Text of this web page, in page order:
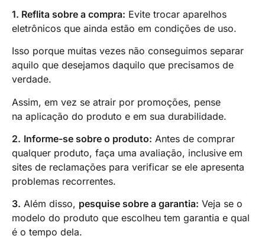
1. Reflita sobre a compra: Evite trocar aparelhos
eletrônicos que ainda estão em condições de uso.
Isso porque muitas vezes não conseguimos separar
aquilo que desejamos daquilo que precisamos de
verdade.
Assim, em vez se atrair por promoções, pense
na aplicação do produto e em sua durabilidade.
2. Informe-se sobre o produto: Antes de comprar
qualquer produto, faça uma avaliação, inclusive em
sites de reclamações para verificar se ele apresenta
problemas recorrentes.
3. Além disso, pesquise sobre a garantia: Veja se o
modelo do produto que escolheu tem garantia e qual
é o tempo dela.